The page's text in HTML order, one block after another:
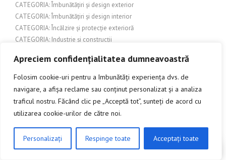
Apreciem confidențialitatea dumneavoastră
Folosim cookie-uri pentru a îmbunătăți experiența dvs. de
navigare, a afișa reclame sau conținut personalizat și a analiza
traficul nostru. Făcând clic pe „Acceptă tot”, sunteți de acord cu
utilizarea cookie-urilor de către noi.
Personalizați Respinge toate Acceptați toate
CATEGORIA: Îmbunătățiri și design exterior
CATEGORIA: Îmbunătățiri și design interior
CATEGORIA: Încălzire și protecție exterioră
CATEGORIA: Industrie și construcții
CATEGORIA: Legislație și reglementări edilitare
CATEGORIA: Lifestyle
CATEGORIA: Localități și evenimente
CATEGORIA: Localizare/Evenimente în Cluj
CATEGORIA: Modă și frumusețe
CATEGORIA: Necunoscută
CLICK AICI PENTRU A DISCUTA